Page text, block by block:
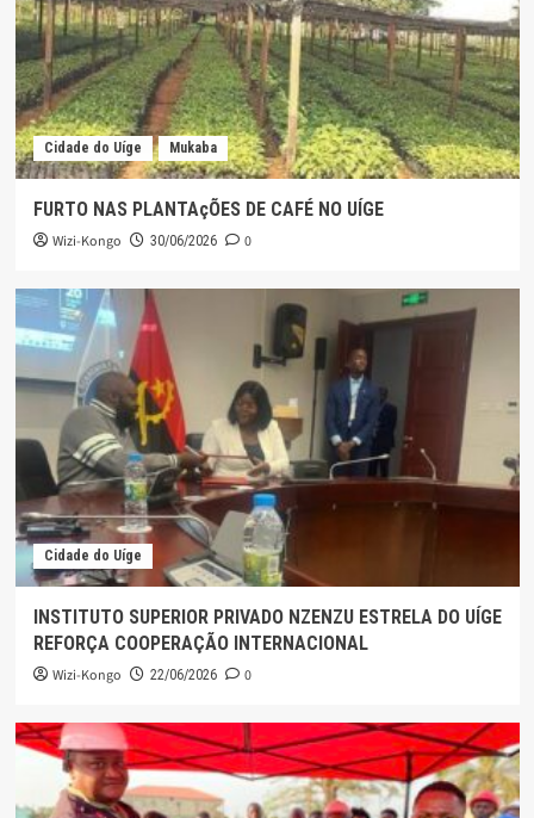
Cidade do Uíge Mukaba
FURTO NAS PLANTAçÕES DE CAFÉ NO UÍGE
Wizi-Kongo 30/06/2026 0
Cidade do Uíge
INSTITUTO SUPERIOR PRIVADO NZENZU ESTRELA DO UÍGE
REFORÇA COOPERAÇÃO INTERNACIONAL
Wizi-Kongo 22/06/2026 0